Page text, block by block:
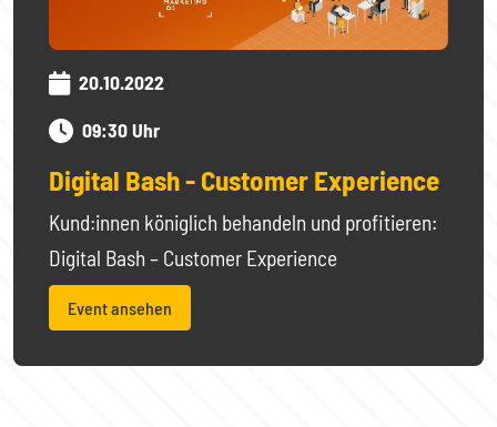
20.10.2022
09:30 Uhr
Digital Bash - Customer Experience
Kund:innen königlich behandeln und profitieren:
Digital Bash – Customer Experience
Event ansehen